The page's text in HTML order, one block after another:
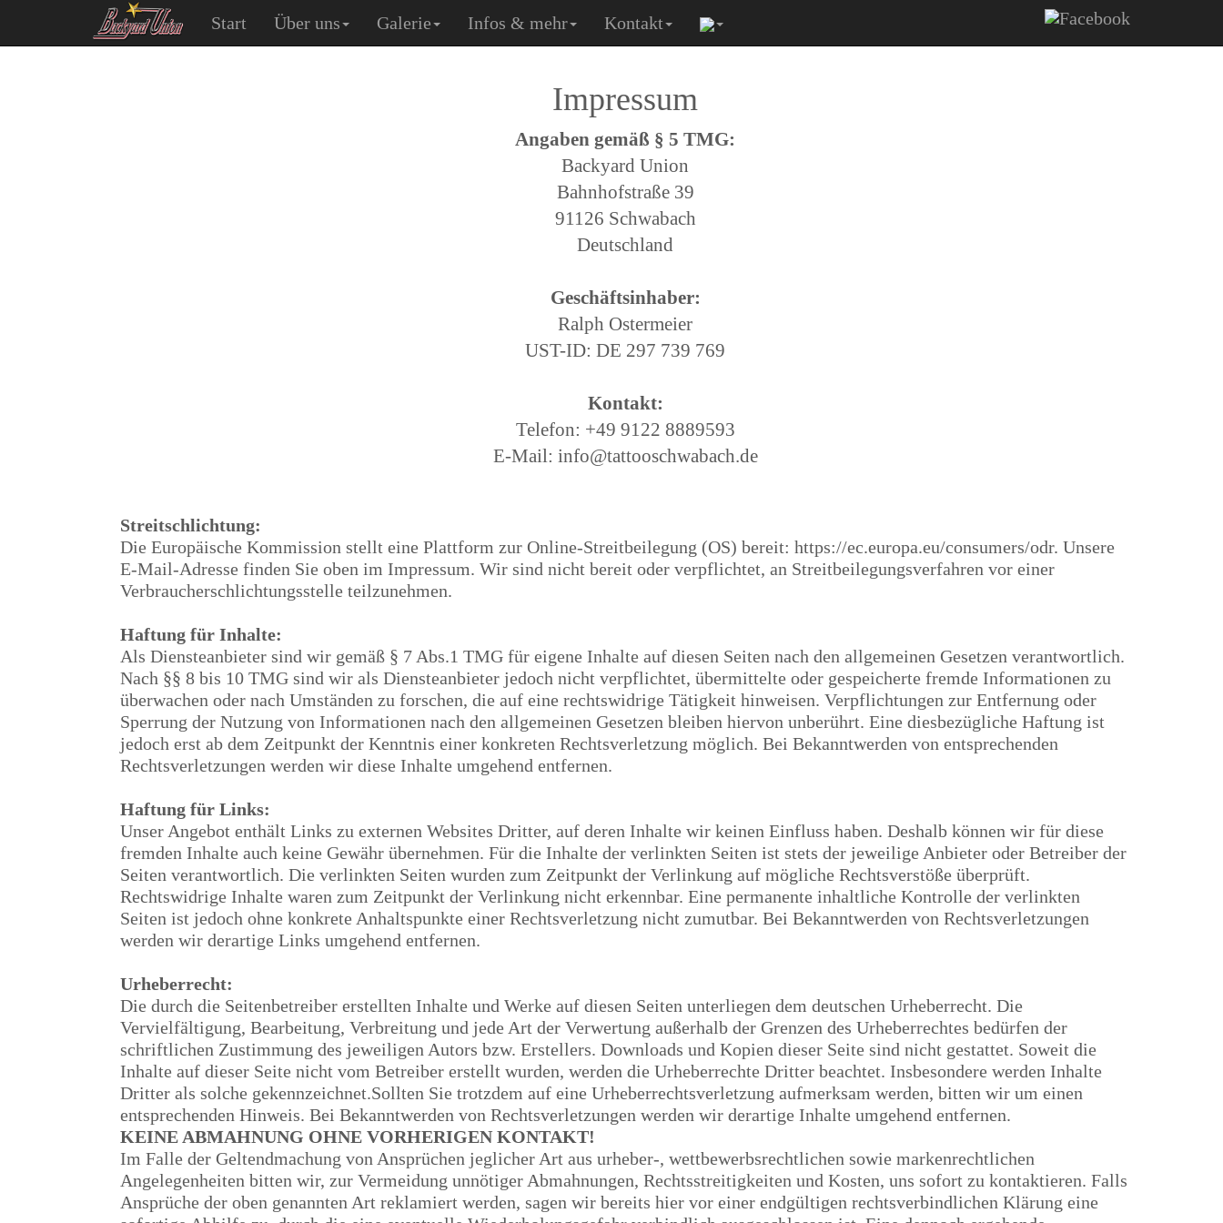
Start Über uns Galerie Infos & mehr Kontakt
Impressum
Angaben gemäß § 5 TMG:
Backyard Union
Bahnhofstraße 39
91126 Schwabach
Deutschland
Geschäftsinhaber:
Ralph Ostermeier
UST-ID: DE 297 739 769
Kontakt:
Telefon: +49 9122 8889593
E-Mail: info@tattooschwabach.de
Streitschlichtung:
Die Europäische Kommission stellt eine Plattform zur Online-Streitbeilegung (OS) bereit: https://ec.europa.eu/consumers/odr. Unsere
E-Mail-Adresse finden Sie oben im Impressum. Wir sind nicht bereit oder verpflichtet, an Streitbeilegungsverfahren vor einer
Verbraucherschlichtungsstelle teilzunehmen.
Haftung für Inhalte:
Als Diensteanbieter sind wir gemäß § 7 Abs.1 TMG für eigene Inhalte auf diesen Seiten nach den allgemeinen Gesetzen verantwortlich.
Nach §§ 8 bis 10 TMG sind wir als Diensteanbieter jedoch nicht verpflichtet, übermittelte oder gespeicherte fremde Informationen zu
überwachen oder nach Umständen zu forschen, die auf eine rechtswidrige Tätigkeit hinweisen. Verpflichtungen zur Entfernung oder
Sperrung der Nutzung von Informationen nach den allgemeinen Gesetzen bleiben hiervon unberührt. Eine diesbezügliche Haftung ist
jedoch erst ab dem Zeitpunkt der Kenntnis einer konkreten Rechtsverletzung möglich. Bei Bekanntwerden von entsprechenden
Rechtsverletzungen werden wir diese Inhalte umgehend entfernen.
Haftung für Links:
Unser Angebot enthält Links zu externen Websites Dritter, auf deren Inhalte wir keinen Einfluss haben. Deshalb können wir für diese
fremden Inhalte auch keine Gewähr übernehmen. Für die Inhalte der verlinkten Seiten ist stets der jeweilige Anbieter oder Betreiber der
Seiten verantwortlich. Die verlinkten Seiten wurden zum Zeitpunkt der Verlinkung auf mögliche Rechtsverstöße überprüft.
Rechtswidrige Inhalte waren zum Zeitpunkt der Verlinkung nicht erkennbar. Eine permanente inhaltliche Kontrolle der verlinkten
Seiten ist jedoch ohne konkrete Anhaltspunkte einer Rechtsverletzung nicht zumutbar. Bei Bekanntwerden von Rechtsverletzungen
werden wir derartige Links umgehend entfernen.
Urheberrecht:
Die durch die Seitenbetreiber erstellten Inhalte und Werke auf diesen Seiten unterliegen dem deutschen Urheberrecht. Die
Vervielfältigung, Bearbeitung, Verbreitung und jede Art der Verwertung außerhalb der Grenzen des Urheberrechtes bedürfen der
schriftlichen Zustimmung des jeweiligen Autors bzw. Erstellers. Downloads und Kopien dieser Seite sind nicht gestattet. Soweit die
Inhalte auf dieser Seite nicht vom Betreiber erstellt wurden, werden die Urheberrechte Dritter beachtet. Insbesondere werden Inhalte
Dritter als solche gekennzeichnet.Sollten Sie trotzdem auf eine Urheberrechtsverletzung aufmerksam werden, bitten wir um einen
entsprechenden Hinweis. Bei Bekanntwerden von Rechtsverletzungen werden wir derartige Inhalte umgehend entfernen.
KEINE ABMAHNUNG OHNE VORHERIGEN KONTAKT!
Im Falle der Geltendmachung von Ansprüchen jeglicher Art aus urheber-, wettbewerbsrechtlichen sowie markenrechtlichen
Angelegenheiten bitten wir, zur Vermeidung unnötiger Abmahnungen, Rechtsstreitigkeiten und Kosten, uns sofort zu kontaktieren. Falls
Ansprüche der oben genannten Art reklamiert werden, sagen wir bereits hier vor einer endgültigen rechtsverbindlichen Klärung eine